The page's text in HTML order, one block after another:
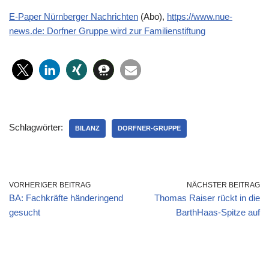
E-Paper Nürnberger Nachrichten (Abo), https://www.nue-
news.de: Dorfner Gruppe wird zur Familienstiftung
Schlagwörter: BILANZ DORFNER-GRUPPE
VORHERIGER BEITRAG
BA: Fachkräfte händeringend
gesucht
NÄCHSTER BEITRAG
Thomas Raiser rückt in die
BarthHaas-Spitze auf